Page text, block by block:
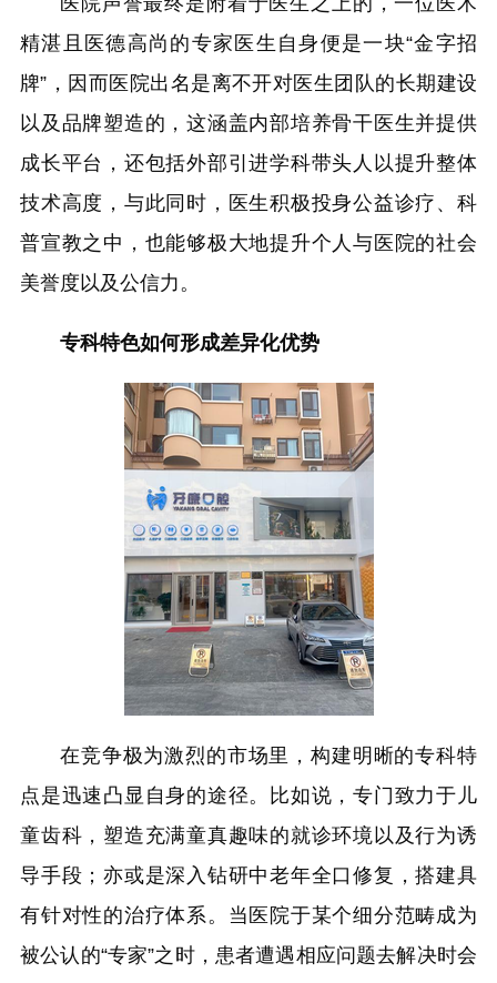
精湛且医德高尚的专家医生自身便是一块“金字招
牌”，因而医院出名是离不开对医生团队的长期建设
以及品牌塑造的，这涵盖内部培养骨干医生并提供
成长平台，还包括外部引进学科带头人以提升整体
技术高度，与此同时，医生积极投身公益诊疗、科
普宣教之中，也能够极大地提升个人与医院的社会
美誉度以及公信力。
专科特色如何形成差异化优势
在竞争极为激烈的市场里，构建明晰的专科特
点是迅速凸显自身的途径。比如说，专门致力于儿
童齿科，塑造充满童真趣味的就诊环境以及行为诱
导手段；亦或是深入钻研中老年全口修复，搭建具
有针对性的治疗体系。当医院于某个细分范畴成为
被公认的“专家”之时，患者遭遇相应问题去解决时会